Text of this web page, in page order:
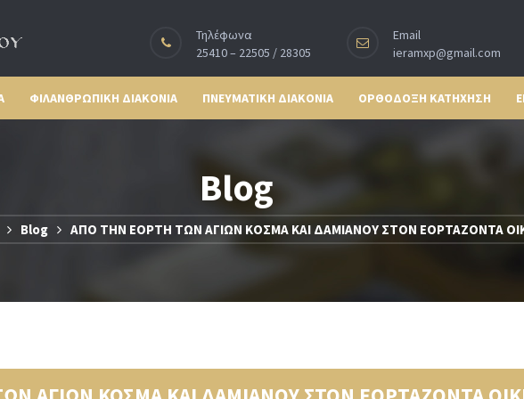
Τηλέφωνα
25410 – 22505 / 28305
Email
ieramxp@gmail.com
ΦΙΛΑΝΘΡΩΠΙΚΗ ΔΙΑΚΟΝΙΑ ΠΝΕΥΜΑΤΙΚΗ ΔΙΑΚΟΝΙΑ ΟΡΘΟΔΟΞΗ ΚΑΤΗΧΗΣΗ
Blog
Blog ΑΠΟ ΤΗΝ ΕΟΡΤΗ ΤΩΝ ΑΓΙΩΝ ΚΟΣΜΑ ΚΑΙ ΔΑΜΙΑΝΟΥ ΣΤΟΝ ΕΟΡΤΑΖΟΝΤΑ